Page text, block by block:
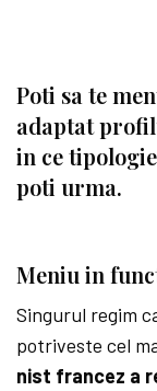
Poti sa te
adaptat
in ce
poti urma.
Meniu in
Singurul regim
potriveste cel
nist francez a